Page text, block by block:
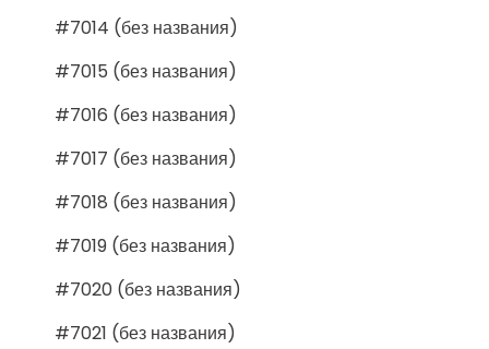
#7014 (без названия)
#7015 (без названия)
#7016 (без названия)
#7017 (без названия)
#7018 (без названия)
#7019 (без названия)
#7020 (без названия)
#7021 (без названия)